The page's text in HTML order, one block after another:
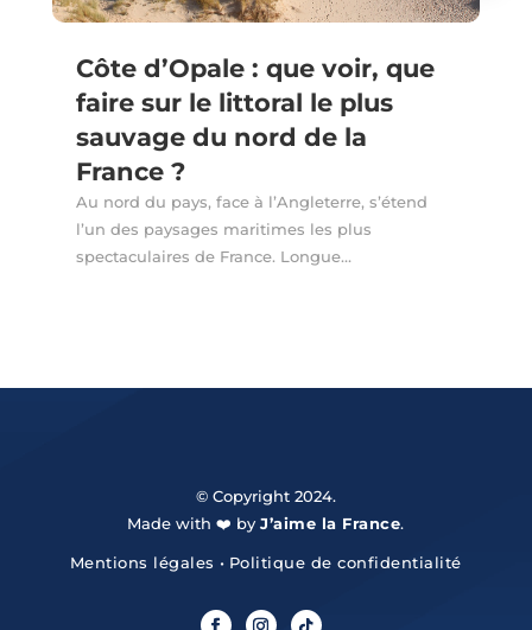
Côte d’Opale : que voir, que
faire sur le littoral le plus
sauvage du nord de la
France ?
Au nord du pays, face à l’Angleterre, s’étend
l’un des paysages maritimes les plus
spectaculaires de France. Longue…
© Copyright 2024.
Made with ❤️ byJ’aime la France.
Mentions légales • Politique de confidentialité